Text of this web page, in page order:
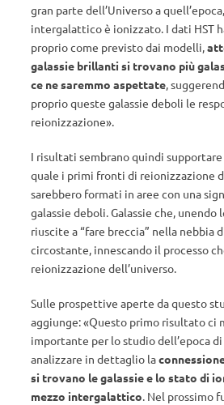
gran parte dell’Universo a
intergalattico è ionizzato. I dati HST
proprio come previsto dai modelli,
galassie brillanti si trovano più
ce ne saremmo aspettate,
proprio queste galassie deboli le
reionizzazione».
I risultati sembrano quindi
quale i primi fronti di reionizzazione
sarebbero formati in aree con una
galassie deboli. Galassie che, unendo
riuscite a “fare breccia” nella nebbia
circostante, innescando il processo
reionizzazione dell’universo.
Sulle prospettive aperte da questo
aggiunge: «Questo primo risultato ci
importante per lo studio dell’epoca
analizzare in dettaglio la
si trovano le galassie e lo stato di
mezzo intergalattico. Nel prossimo